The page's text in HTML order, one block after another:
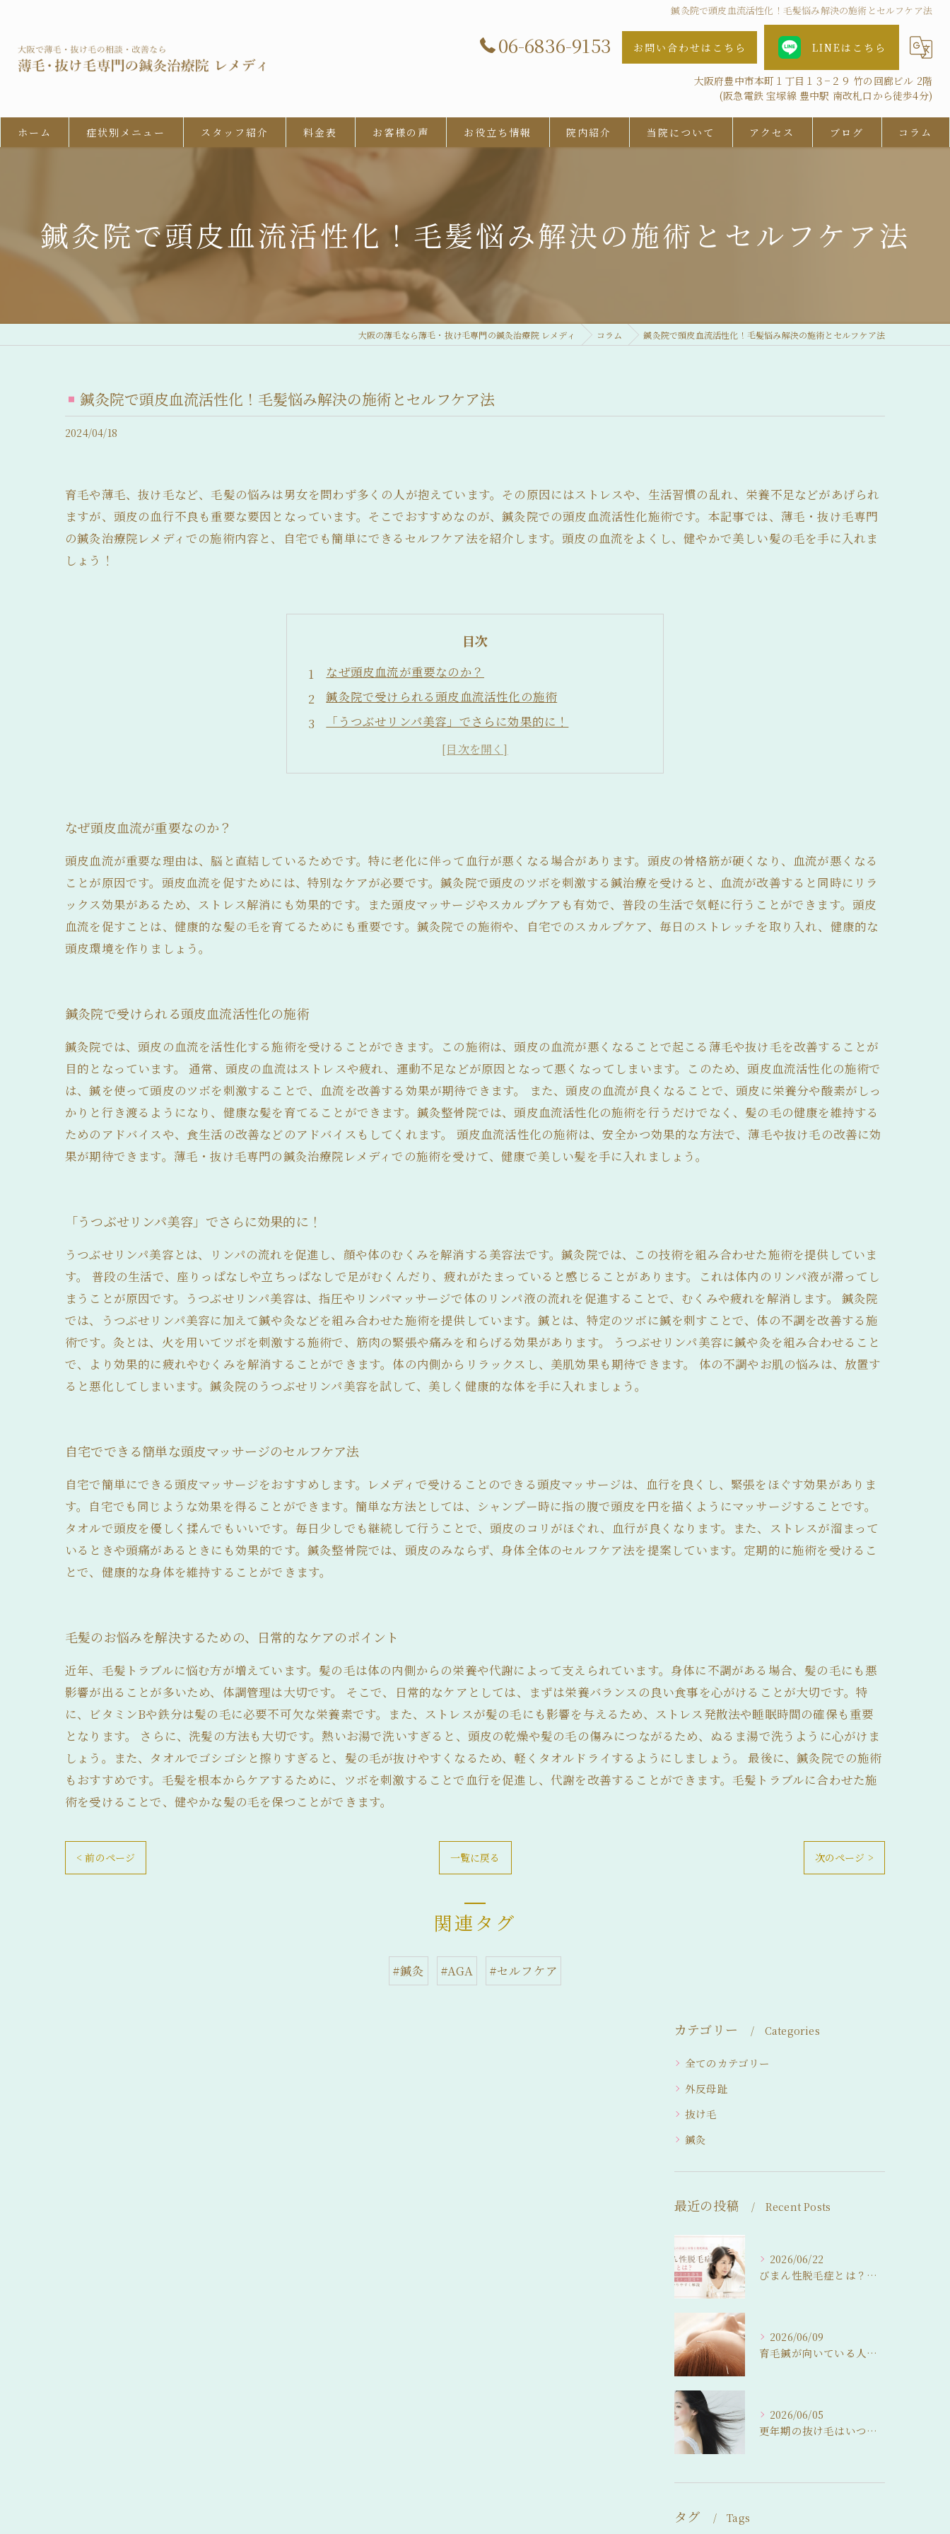
鍼灸院で頭皮血流活性化！毛髪悩み解決の施術とセルフケア法
06-6836-9153 お問い合わせはこちら LINEはこちら
大阪府豊中市本町１丁目１３−２９ 竹の回廊ビル 2階
(阪急電鉄 宝塚線 豊中駅 南改札口から徒歩4分)
ホーム 症状別メニュー
女性の男性型脱毛 (FAGA)
円形脱毛症
牽引性脱毛症
産後脱毛症 (産後の抜け毛)
急性休止期脱毛症
慢性休止期脱毛症
抜け毛について
前髪の後退
スタッフ紹介 料金表 お客様の声 お役立ち情報 院内紹介 当院について
鍼灸
アクセス ブログ コラム
鍼灸院で頭皮血流活性化！毛髪悩み解決の施術とセルフケア法
大阪の薄毛なら薄毛・抜け毛専門の鍼灸治療院 レメディ コラム 鍼灸院で頭皮血流活性化！毛髪悩み解決の施術とセルフケア法
鍼灸院で頭皮血流活性化！毛髪悩み解決の施術とセルフケア法
2024/04/18
育毛や薄毛、抜け毛など、毛髪の悩みは男女を問わず多くの人が抱えています。その原因にはストレスや、生活習慣の乱れ、栄養不足などがあげられ
ますが、頭皮の血行不良も重要な要因となっています。そこでおすすめなのが、鍼灸院での頭皮血流活性化施術です。本記事では、薄毛・抜け毛専門
の鍼灸治療院レメディでの施術内容と、自宅でも簡単にできるセルフケア法を紹介します。頭皮の血流をよくし、健やかで美しい髪の毛を手に入れま
しょう！
目次
なぜ頭皮血流が重要なのか？
鍼灸院で受けられる頭皮血流活性化の施術
「うつぶせリンパ美容」でさらに効果的に！
自宅でできる簡単な頭皮マッサージのセルフケア法
毛髪のお悩みを解決するための、日常的なケアのポイント
なぜ頭皮血流が重要なのか？
頭皮血流が重要な理由は、脳と直結しているためです。特に老化に伴って血行が悪くなる場合があります。頭皮の骨格筋が硬くなり、血流が悪くなる
ことが原因です。頭皮血流を促すためには、特別なケアが必要です。鍼灸院で頭皮のツボを刺激する鍼治療を受けると、血流が改善すると同時にリラ
ックス効果があるため、ストレス解消にも効果的です。また頭皮マッサージやスカルプケアも有効で、普段の生活で気軽に行うことができます。頭皮
血流を促すことは、健康的な髪の毛を育てるためにも重要です。鍼灸院での施術や、自宅でのスカルプケア、毎日のストレッチを取り入れ、健康的な
頭皮環境を作りましょう。
鍼灸院で受けられる頭皮血流活性化の施術
鍼灸院では、頭皮の血流を活性化する施術を受けることができます。この施術は、頭皮の血流が悪くなることで起こる薄毛や抜け毛を改善することが
目的となっています。 通常、頭皮の血流はストレスや疲れ、運動不足などが原因となって悪くなってしまいます。このため、頭皮血流活性化の施術で
は、鍼を使って頭皮のツボを刺激することで、血流を改善する効果が期待できます。 また、頭皮の血流が良くなることで、頭皮に栄養分や酸素がしっ
かりと行き渡るようになり、健康な髪を育てることができます。鍼灸整骨院では、頭皮血流活性化の施術を行うだけでなく、髪の毛の健康を維持する
ためのアドバイスや、食生活の改善などのアドバイスもしてくれます。 頭皮血流活性化の施術は、安全かつ効果的な方法で、薄毛や抜け毛の改善に効
果が期待できます。薄毛・抜け毛専門の鍼灸治療院レメディでの施術を受けて、健康で美しい髪を手に入れましょう。
「うつぶせリンパ美容」でさらに効果的に！
うつぶせリンパ美容とは、リンパの流れを促進し、顔や体のむくみを解消する美容法です。鍼灸院では、この技術を組み合わせた施術を提供していま
す。 普段の生活で、座りっぱなしや立ちっぱなしで足がむくんだり、疲れがたまっていると感じることがあります。これは体内のリンパ液が滞ってし
まうことが原因です。うつぶせリンパ美容は、指圧やリンパマッサージで体のリンパ液の流れを促進することで、むくみや疲れを解消します。 鍼灸院
では、うつぶせリンパ美容に加えて鍼や灸などを組み合わせた施術を提供しています。鍼とは、特定のツボに鍼を刺すことで、体の不調を改善する施
術です。灸とは、火を用いてツボを刺激する施術で、筋肉の緊張や痛みを和らげる効果があります。 うつぶせリンパ美容に鍼や灸を組み合わせること
で、より効果的に疲れやむくみを解消することができます。体の内側からリラックスし、美肌効果も期待できます。 体の不調やお肌の悩みは、放置す
ると悪化してしまいます。鍼灸院のうつぶせリンパ美容を試して、美しく健康的な体を手に入れましょう。
自宅でできる簡単な頭皮マッサージのセルフケア法
自宅で簡単にできる頭皮マッサージをおすすめします。レメディで受けることのできる頭皮マッサージは、血行を良くし、緊張をほぐす効果がありま
す。自宅でも同じような効果を得ることができます。簡単な方法としては、シャンプー時に指の腹で頭皮を円を描くようにマッサージすることです。
タオルで頭皮を優しく揉んでもいいです。毎日少しでも継続して行うことで、頭皮のコリがほぐれ、血行が良くなります。また、ストレスが溜まって
いるときや頭痛があるときにも効果的です。鍼灸整骨院では、頭皮のみならず、身体全体のセルフケア法を提案しています。定期的に施術を受けるこ
とで、健康的な身体を維持することができます。
毛髪のお悩みを解決するための、日常的なケアのポイント
近年、毛髪トラブルに悩む方が増えています。髪の毛は体の内側からの栄養や代謝によって支えられています。身体に不調がある場合、髪の毛にも悪
影響が出ることが多いため、体調管理は大切です。 そこで、日常的なケアとしては、まずは栄養バランスの良い食事を心がけることが大切です。特
に、ビタミンBや鉄分は髪の毛に必要不可欠な栄養素です。また、ストレスが髪の毛にも影響を与えるため、ストレス発散法や睡眠時間の確保も重要
となります。 さらに、洗髪の方法も大切です。熱いお湯で洗いすぎると、頭皮の乾燥や髪の毛の傷みにつながるため、ぬるま湯で洗うように心がけま
しょう。また、タオルでゴシゴシと擦りすぎると、髪の毛が抜けやすくなるため、軽くタオルドライするようにしましょう。 最後に、鍼灸院での施術
もおすすめです。毛髪を根本からケアするために、ツボを刺激することで血行を促進し、代謝を改善することができます。毛髪トラブルに合わせた施
術を受けることで、健やかな髪の毛を保つことができます。
< 前のページ 一覧に戻る 次のページ >
関連タグ
#鍼灸 #AGA #セルフケア
カテゴリー Categories
全てのカテゴリー
外反母趾
抜け毛
鍼灸
最近の投稿 Recent Posts
2026/06/22
びまん性脱毛症とは？女性の分け目薄毛・抜け毛との関係をわかりやすく解説
2026/06/09
育毛鍼が向いている人・向いていない人。 来院前に知っておいてほしいこと
2026/06/05
更年期の抜け毛はいつまで続く？ 自然に整えるという選択
タグ Tags